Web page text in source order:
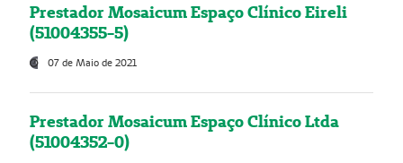
Prestador Mosaicum Espaço Clínico Eireli
(51004355-5)
07 de Maio de 2021
Prestador Mosaicum Espaço Clínico Ltda
(51004352-0)